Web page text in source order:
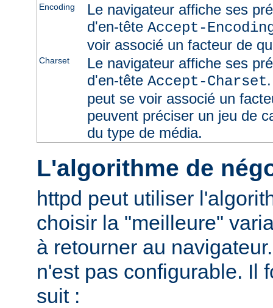
Encoding
Le navigateur affiche ses
d'en-tête Accept-
voir associé un facteur de
Charset
Le navigateur affiche ses
d'en-tête Accept-Charset
peut se voir associé un
peuvent préciser un jeu de
du type de média.
L'algorithme de
httpd peut utiliser
choisir la "meilleure"
à retourner au
n'est pas configurable. Il
suit :